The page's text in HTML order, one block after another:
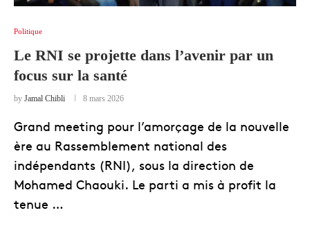
Politique
Le RNI se projette dans l’avenir par un
focus sur la santé
by Jamal Chibli 8 mars 2026
Grand meeting pour l’amorçage de la nouvelle
ère au Rassemblement national des
indépendants (RNI), sous la direction de
Mohamed Chaouki. Le parti a mis à profit la
tenue …